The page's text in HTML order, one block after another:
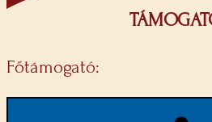
Főtámogató: